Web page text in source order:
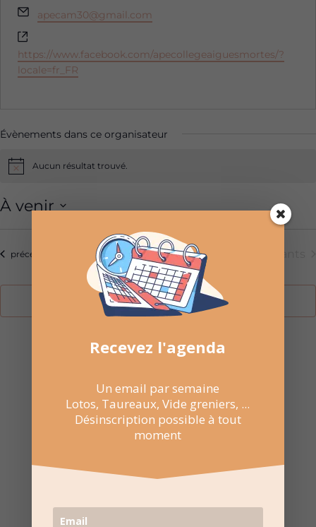
Email
apecam30@gmail.com
web
https://www.facebook.com/apecollegeaiguesmortes/?
locale=fr_FR
Évènements dans ce organisateur
NoticeAucun résultat trouvé.
À venir
Évènements
précédents Aujourd’hui
S’abonner au calendrier
 NE RATEZ PAS
LES
PROCHAINES
DATES
Recevez l'agenda
Un email par semaine
Lotos, Taureaux, Vide greniers, ...
Désinscription possible à tout
moment